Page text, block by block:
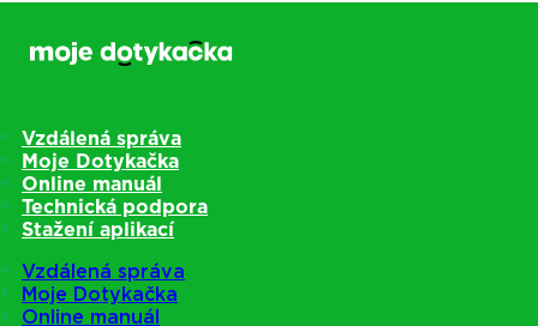
Vzdálená správa
Moje Dotykačka
Online manuál
Technická podpora
Stažení aplikací
Vzdálená správa
Moje Dotykačka
Online manuál